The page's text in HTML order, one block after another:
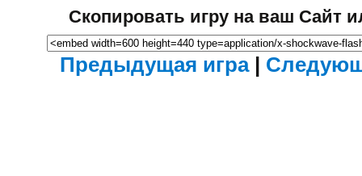
Скопировать игру на ваш Сайт
Предыдущая игра|